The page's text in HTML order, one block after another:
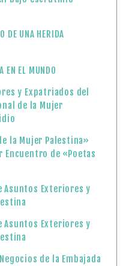
DE UNA HERIDA
EN EL MUNDO
y Expatriados del
de la Mujer
la Mujer Palestina»
de «Poetas
Asuntos Exteriores y
Asuntos Exteriores y
de la Embajada